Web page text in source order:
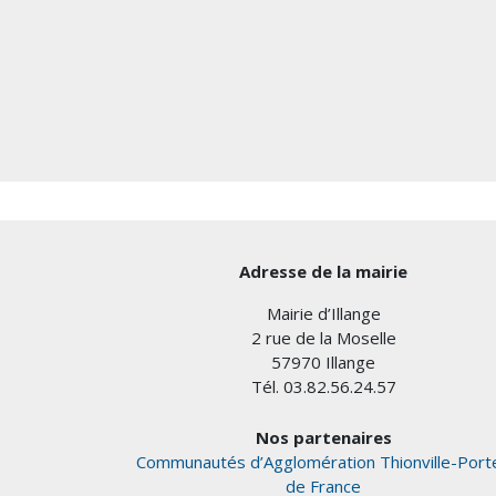
Adresse de la mairie
Mairie d’Illange
2 rue de la Moselle
57970 Illange
Tél. 03.82.56.24.57
Nos partenaires
Communautés d’Agglomération Thionville-
de France